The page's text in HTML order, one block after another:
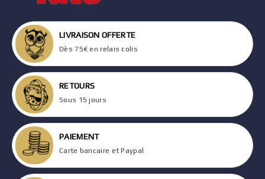
LIVRAISON OFFERTE
Dès 75€ en relais colis
RETOURS
Sous 15 jours
PAIEMENT
Carte bancaire et Paypal